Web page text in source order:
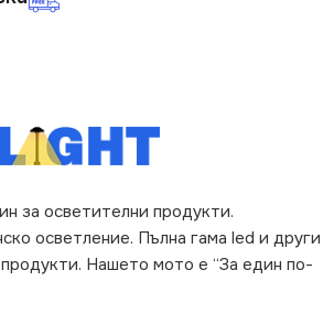
за осветителни продукти.
осветление. Пълна гама led и други
Нашето мото е “За един по-